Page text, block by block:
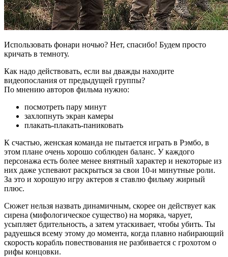
Использовать фонари ночью? Нет, спасибо! Будем просто
кричать в темноту.
Как надо действовать, если вы дважды находите
видеопослания от предыдущей группы?
По мнению авторов фильма нужно:
посмотреть пару минут
захлопнуть экран камеры
плакать-плакать-паниковать
К счастью, женская команда не пытается играть в Рэмбо, в
этом плане очень хорошо соблюден баланс. У каждого
персонажа есть более менее внятный характер и некоторые из
них даже успевают раскрыться за свои 10-и минутные роли.
За это и хорошую игру актеров я ставлю фильму жирный
плюс.
Сюжет нельзя назвать динамичным, скорее он действует как
сирена (мифологическое существо) на моряка, чарует,
усыпляет бдительность, а затем утаскивает, чтобы убить. Ты
радуешься всему этому до момента, когда плавно набирающий
скорость корабль повествования не разбивается с грохотом о
рифы концовки.